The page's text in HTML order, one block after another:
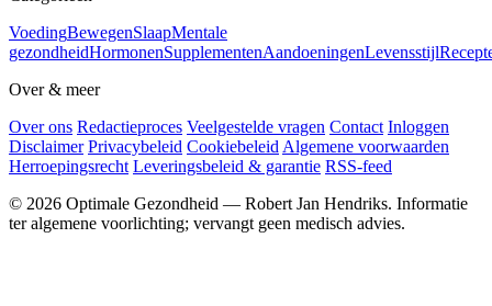
VoedingBewegenSlaapMentale
gezondheidHormonenSupplementenAandoeningenLevensstijl
Over & meer
Over ons Redactieproces Veelgestelde vragen Contact Inloggen
Disclaimer Privacybeleid Cookiebeleid Algemene voorwaarden
Herroepingsrecht Leveringsbeleid & garantie RSS-feed
© 2026 Optimale Gezondheid — Robert Jan Hendriks. Informatie
ter algemene voorlichting; vervangt geen medisch advies.